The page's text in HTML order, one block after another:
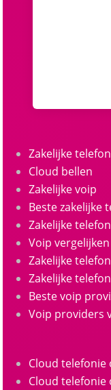
Zakelijke
Cloud bellen
Zakelijke voip
Beste zakelijke
Zakelijke
Voip
Zakelijke
Zakelijke
Beste voip
Voip providers
Cloud telefonie
Cloud telefonie